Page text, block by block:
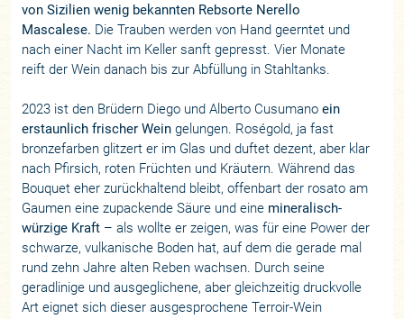
von Sizilien wenig bekannten Rebsorte Nerello
Mascalese. Die Trauben werden von Hand geerntet und
nach einer Nacht im Keller sanft gepresst. Vier Monate
reift der Wein danach bis zur Abfüllung in Stahltanks.
2023 ist den Brüdern Diego und Alberto Cusumanoein
erstaunlich frischer Wein gelungen. Roségold, ja fast
bronzefarben glitzert er im Glas und duftet dezent, aber klar
nach Pfirsich, roten Früchten und Kräutern. Während das
Bouquet eher zurückhaltend bleibt, offenbart der rosato am
Gaumen eine zupackende Säure und eine mineralisch-
würzige Kraft – als wollte er zeigen, was für eine Power der
schwarze, vulkanische Boden hat, auf dem die gerade mal
rund zehn Jahre alten Reben wachsen. Durch seine
geradlinige und ausgeglichene, aber gleichzeitig druckvolle
Art eignet sich dieser ausgesprochene Terroir-Wein